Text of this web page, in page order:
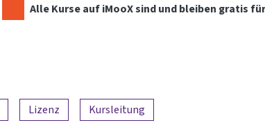
Alle Kurse auf iMooX sind und bleiben gratis
Lizenz Kursleitung